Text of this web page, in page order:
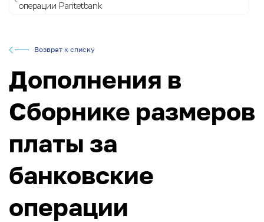
операции Paritetbank
Возврат к списку
Дополнения в
Сборнике размеров
платы за
банковские
операции